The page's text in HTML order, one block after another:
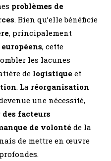
problèmes de
. Bien qu’elle bénéficie
, principalement
, cette
les lacunes
delogistique et
. La réorganisation
une nécessité,
des facteurs
de volonté de la
de mettre en œuvre